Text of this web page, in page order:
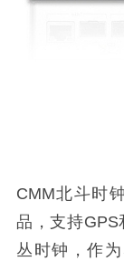
CMM北斗时
品，支持
丛时钟，作